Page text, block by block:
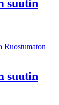
suutin
suutin